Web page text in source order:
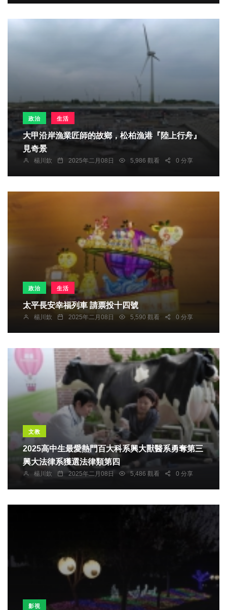
政治 生活
大甲沿岸漁業匠師的故鄉，松柏漁港『陸上行舟』
見奇景
楊川欽 2025年二月08日 5,986 觀看 0 分享
政治 生活
太平長安幸福列車 請票投十四號
楊川欽 2025年二月08日 5,590 觀看 0 分享
文教
2025高中生最愛熱門百大科系興大獸醫系勇奪第三
興大法律系獲選法律類第四
楊川欽 2025年二月08日 5,486 觀看 0 分享
影視